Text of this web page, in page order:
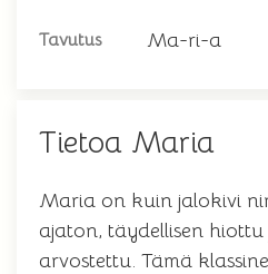
Tavutus Ma-ri-a
Tietoa Maria
Maria on kuin jalokivi
ajaton, täydellisen
arvostettu. Tämä